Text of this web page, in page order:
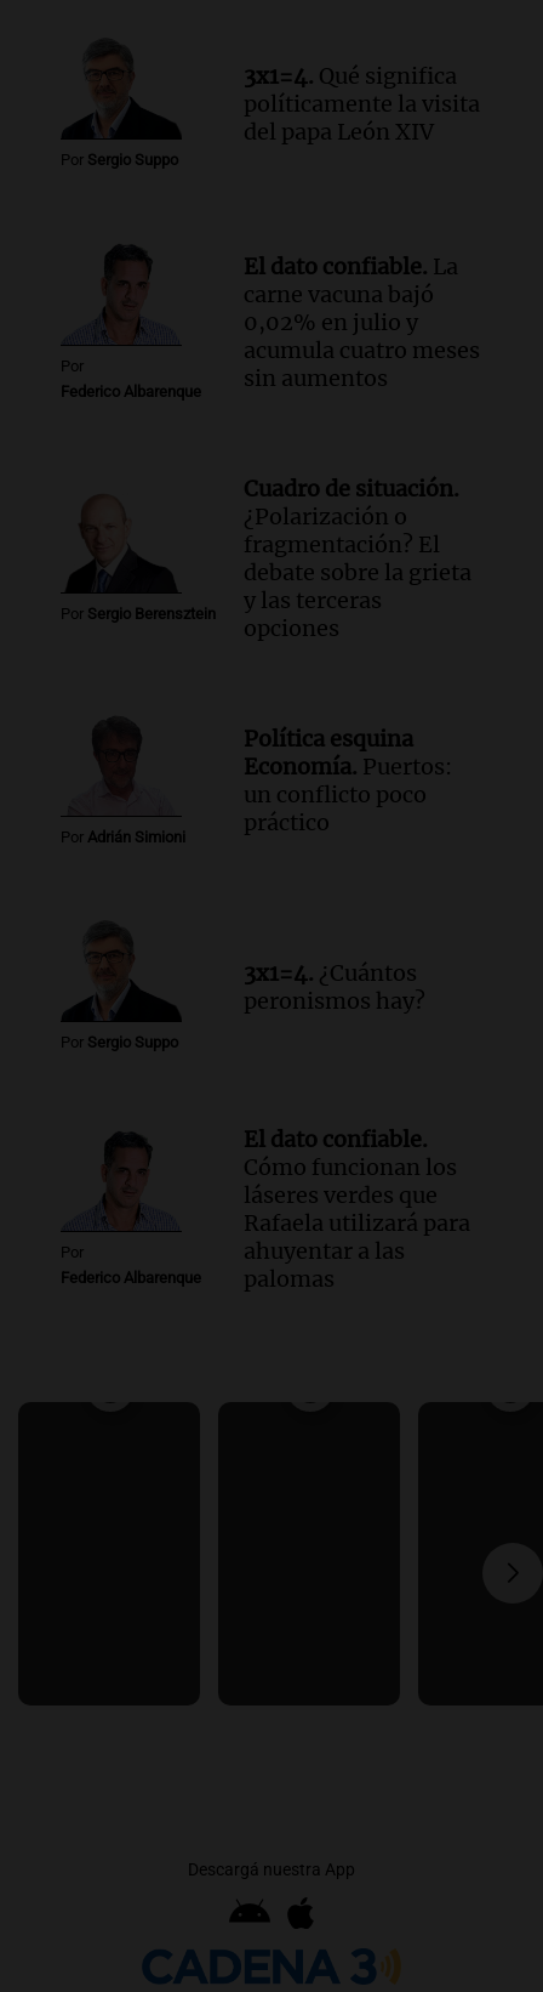
de León XIV a Argentina y reflexiona
sobre su impacto espiritual
Panorama Federal
Episodios
Audio.El ministro de Economía de Santa
Panorama Federal
Episodios
Por Sergio Suppo
3x1=4. Qué significa
políticamente la visita
del papa León XIV
Por
Federico Albarenque
El dato confiable. La
carne vacuna bajó
0,02% en julio y
acumula cuatro meses
sin aumentos
Por Sergio Berensztein
Cuadro de situación.
¿Polarización o
fragmentación? El
debate sobre la grieta
y las terceras
opciones
Por Adrián Simioni
Política esquina
Economía. Puertos:
un conflicto poco
práctico
Por Sergio Suppo
3x1=4. ¿Cuántos
peronismos hay?
Por
Federico Albarenque
El dato confiable.
Cómo funcionan los
láseres verdes que
Rafaela utilizará para
ahuyentar a las
palomas
Descargá nuestra App